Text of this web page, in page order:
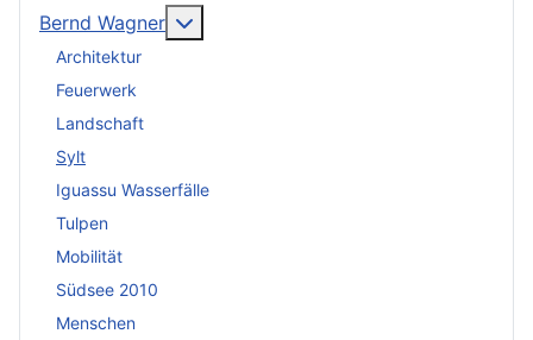
Bernd Wagner
Architektur
Feuerwerk
Landschaft
Sylt
Iguassu Wasserfälle
Tulpen
Mobilität
Südsee 2010
Menschen